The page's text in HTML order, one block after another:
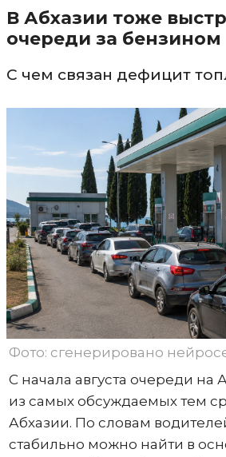
В Абхазии тоже
очереди за бензином
С чем связан дефицит
Фото: сгенерировано
С начала августа очереди на
из самых обсуждаемых тем
Абхазии. По словам
стабильно можно найти в